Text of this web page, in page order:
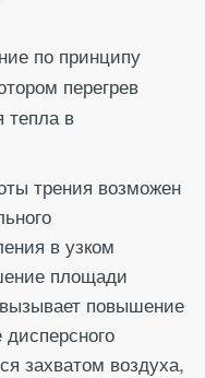
по принципу
перегрев
тепла в
трения возможен
в узком
площади
вызывает повышение
захватом воздуха,